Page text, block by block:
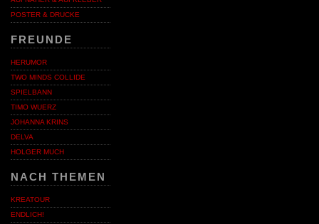
POSTER & DRUCKE
FREUNDE
HERUMOR
TWO MINDS COLLIDE
SPIELBANN
TIMO WUERZ
JOHANNA KRINS
DELVA
HOLGER MUCH
NACH THEMEN
KREATOUR
ENDLICH!